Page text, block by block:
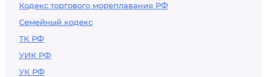
Кодекс торгового мореплавания РФ
Семейный кодекс
ТК РФ
УИК РФ
УК РФ